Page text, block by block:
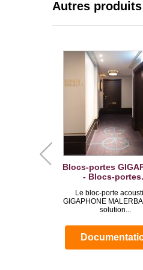
Autres
Blocs-portes
- Blocs-
Le bloc-porte
GIGAPHONE
solution...